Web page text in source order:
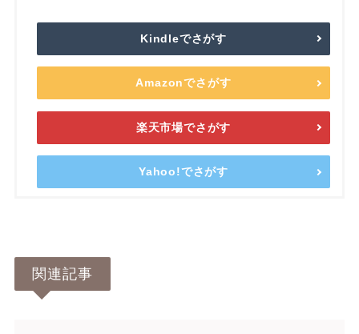
Kindleでさがす
Amazonでさがす
楽天市場でさがす
Yahoo!でさがす
関連記事